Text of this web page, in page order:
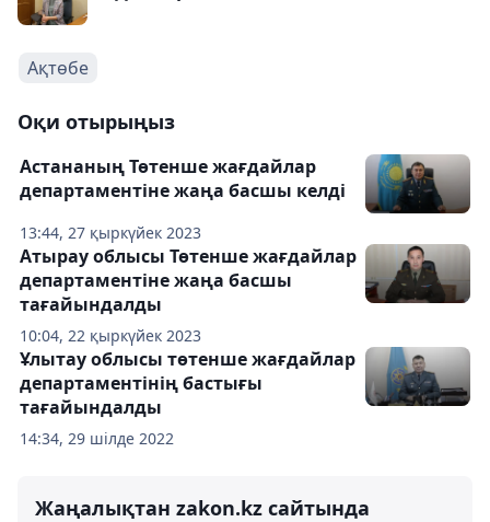
Ақтөбе
Оқи отырыңыз
13:44, 27 қыркүйек 2023
Астананың Төтенше жағдайлар
департаментіне жаңа басшы келді
10:04, 22 қыркүйек 2023
Атырау облысы Төтенше жағдайлар
департаментіне жаңа басшы
тағайындалды
14:34, 29 шілде 2022
Ұлытау облысы төтенше жағдайлар
департаментінің бастығы
тағайындалды
Жаңалықтан zakon.kz сайтында